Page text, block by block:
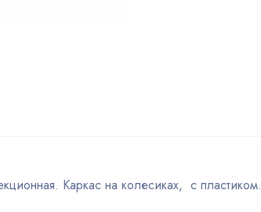
Каркас на колесиках, с пластиком.